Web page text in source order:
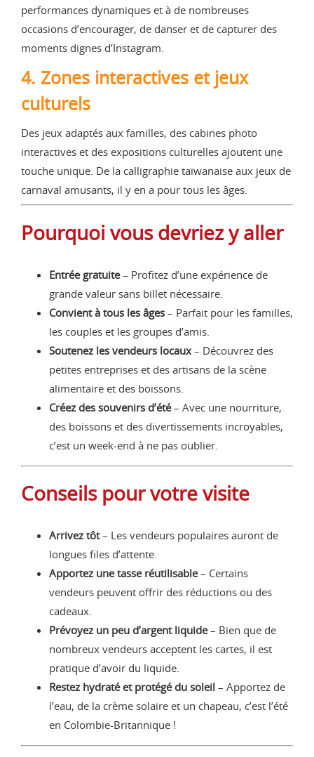
performances dynamiques et à de nombreuses
occasions d’encourager, de danser et de capturer des
moments dignes d’Instagram.
4. Zones interactives et jeux
culturels
Des jeux adaptés aux familles, des cabines photo
interactives et des expositions culturelles ajoutent une
touche unique. De la calligraphie taïwanaise aux jeux de
carnaval amusants, il y en a pour tous les âges.
Pourquoi vous devriez y aller
Entrée gratuite– Profitez d’une expérience de
grande valeur sans billet nécessaire.
Convient à tous les âges – Parfait pour les familles,
les couples et les groupes d’amis.
Soutenez les vendeurs locaux – Découvrez des
petites entreprises et des artisans de la scène
alimentaire et des boissons.
Créez des souvenirs d’été– Avec une nourriture,
des boissons et des divertissements incroyables,
c’est un week-end à ne pas oublier.
Conseils pour votre visite
Arrivez tôt– Les vendeurs populaires auront de
longues files d’attente.
Apportez une tasse réutilisable– Certains
vendeurs peuvent offrir des réductions ou des
cadeaux.
Prévoyez un peu d’argent liquide– Bien que de
nombreux vendeurs acceptent les cartes, il est
pratique d’avoir du liquide.
Restez hydraté et protégé du soleil – Apportez de
l’eau, de la crème solaire et un chapeau, c’est l’été
en Colombie-Britannique !